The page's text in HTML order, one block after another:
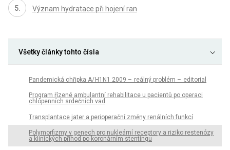
Význam hydratace při hojení ran
Všetky články tohto čísla
Pandemická chřipka A/ H1N1 2009 – reálný problém – editorial
Program řízené ambulantní rehabilitace u pacientů po operaci
chlopenních srdečních vad
Transplantace jater a perioperační změny renálních funkcí
Polymorfizmy v genech pro nukleární receptory a riziko restenózy
a klinických příhod po koronárním stentingu